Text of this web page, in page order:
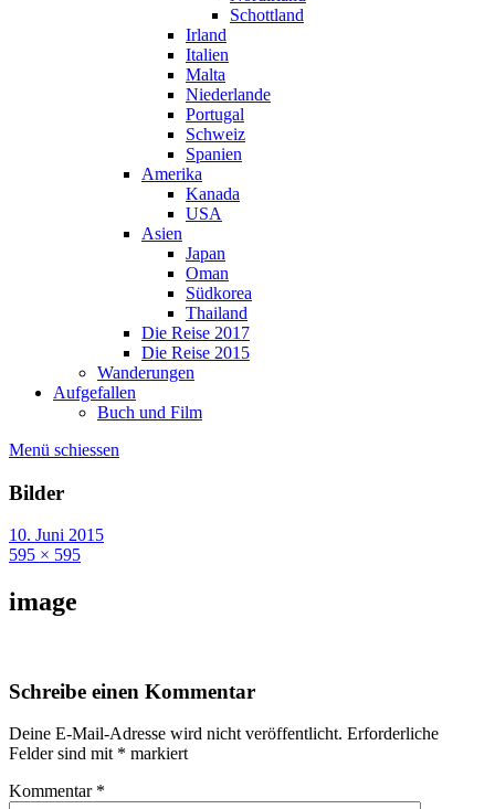
Schottland
Irland
Italien
Malta
Niederlande
Portugal
Schweiz
Spanien
Amerika
Kanada
USA
Asien
Japan
Oman
Südkorea
Thailand
Die Reise 2017
Die Reise 2015
Wanderungen
Aufgefallen
Buch und Film
Menü schiessen
Bilder
10. Juni 2015
595 × 595
image
Schreibe einen Kommentar
Deine E-Mail-Adresse wird nicht veröffentlicht. Erforderliche
Felder sind mit * markiert
Kommentar *